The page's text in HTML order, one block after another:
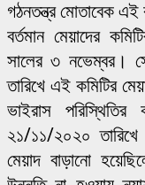
গঠনতন্ত্র মোতাবেক এই
বর্তমান মেয়াদের
সালের ৩ নভেম্বর।
তারিখে এই কমিটির
ভাইরাস
২১/১১/২০২০
মেয়াদ বাড়ানো